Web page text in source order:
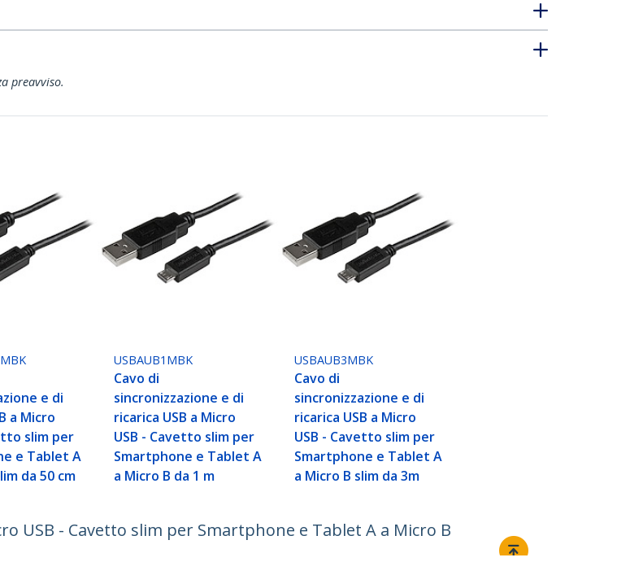
preavviso.
e di
a Micro
slim per
e Tablet A
da 50 cm
USBAUB1MBK
Cavo di
sincronizzazione e di
ricarica USB a Micro
USB - Cavetto slim per
Smartphone e Tablet A
a Micro B da 1 m
USBAUB3MBK
Cavo di
sincronizzazione e di
ricarica USB a Micro
USB - Cavetto slim per
Smartphone e Tablet A
a Micro B slim da 3m
USB - Cavetto slim per Smartphone e Tablet A a Micro B